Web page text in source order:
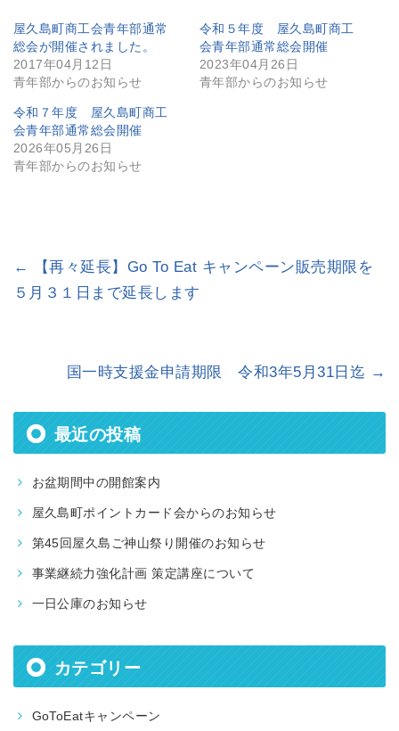
屋久島町商工会青年部通常
総会が開催されました。
2017年04月12日
青年部からのお知らせ
令和５年度 屋久島町商工
会青年部通常総会開催
2023年04月26日
青年部からのお知らせ
令和７年度 屋久島町商工
会青年部通常総会開催
2026年05月26日
青年部からのお知らせ
←
【再々延長】Go To Eat キャンペーン販売期限を
５月３１日まで延長します
国一時支援金申請期限 令和3年5月31日迄 →
最近の投稿
お盆期間中の開館案内
屋久島町ポイントカード会からのお知らせ
第45回屋久島ご神山祭り開催のお知らせ
事業継続力強化計画 策定講座について
一日公庫のお知らせ
カテゴリー
GoToEatキャンペーン